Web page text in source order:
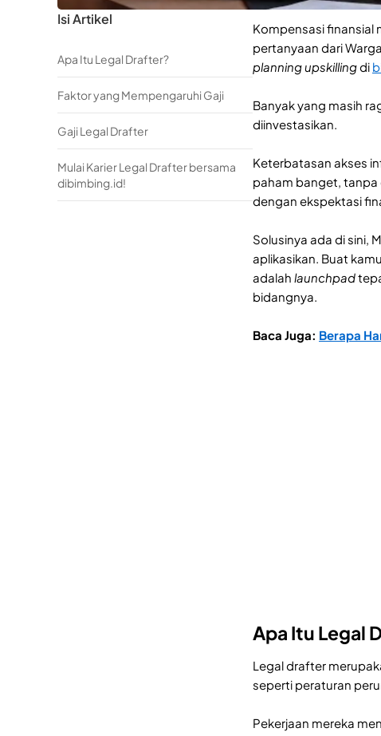
Isi Artikel
Apa Itu Legal Drafter?
Faktor yang Mempengaruhi Gaji
Gaji Legal Drafter
Mulai Karier Legal Drafter bersama
dibimbing.id!
Kompensasi finansial
pertanyaan dari
planningupskillingdi
Banyak yang masih
diinvestasikan.
Keterbatasan akses
paham banget, tanpa
dengan ekspektasi
Solusinya ada di sini,
aplikasikan. Buat
adalah launchpad
bidangnya.
Baca Juga: Berapa
Apa Itu Legal
Legal drafter
seperti peraturan
Pekerjaan mereka